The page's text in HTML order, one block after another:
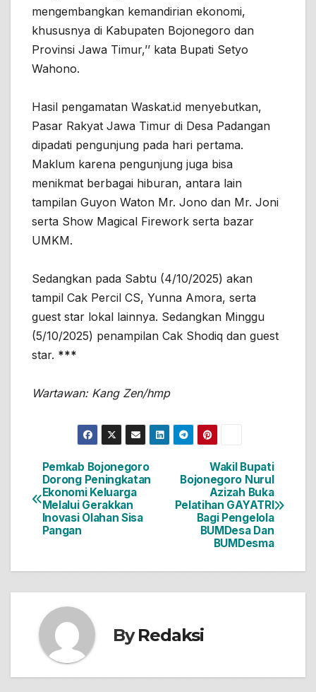
mengembangkan kemandirian ekonomi,
khususnya di Kabupaten Bojonegoro dan
Provinsi Jawa Timur,’’ kata Bupati Setyo
Wahono.
Hasil pengamatan Waskat.id menyebutkan,
Pasar Rakyat Jawa Timur di Desa Padangan
dipadati pengunjung pada hari pertama.
Maklum karena pengunjung juga bisa
menikmat berbagai hiburan, antara lain
tampilan Guyon Waton Mr. Jono dan Mr. Joni
serta Show Magical Firework serta bazar
UMKM.
Sedangkan pada Sabtu (4/10/2025) akan
tampil Cak Percil CS, Yunna Amora, serta
guest star lokal lainnya. Sedangkan Minggu
(5/10/2025) penampilan Cak Shodiq dan guest
star. ***
Wartawan: Kang Zen/hmp
Navigasi
pos
Wakil Bupati
Bojonegoro Nurul
Azizah Buka
Pelatihan GAYATRI
Bagi Pengelola
BUMDesa Dan
BUMDesma
Pemkab Bojonegoro
Dorong Peningkatan
Ekonomi Keluarga
Melalui Gerakkan
Inovasi Olahan Sisa
Pangan
ByRedaksi